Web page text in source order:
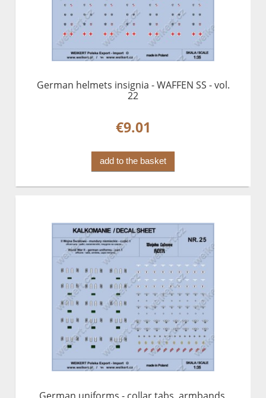
German helmets insignia - WAFFEN SS - vol.
22
€9.01
add to the basket